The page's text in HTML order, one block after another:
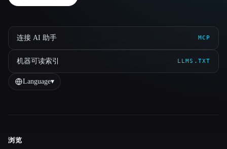
连接 AI 助手 MCP
机器可读索引 LLMS.TXT
Language▾
浏览